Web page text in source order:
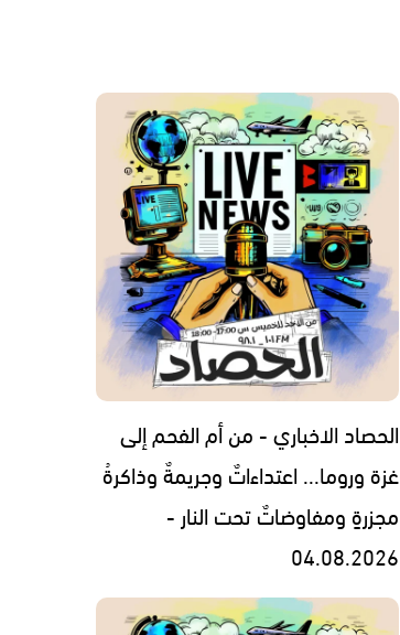
الحصاد الاخباري - من أم الفحم إلى
غزة وروما... اعتداءاتٌ وجريمةٌ وذاكرةُ
مجزرةٍ ومفاوضاتٌ تحت النار -
04.08.2026